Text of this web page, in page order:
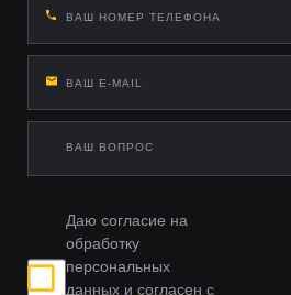
Даю согласие на
обработку
персональных
данных и согласен с